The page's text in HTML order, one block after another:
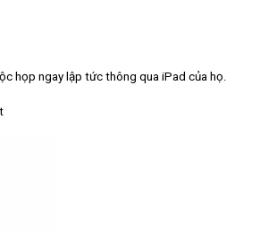
họp ngay lập tức thông qua iPad của họ.